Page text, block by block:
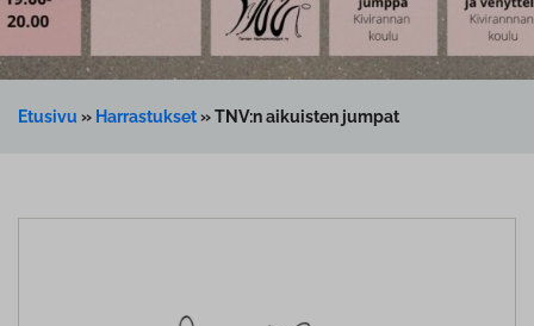
Etusivu » Harrastukset»TNV:n aikuisten jumpat